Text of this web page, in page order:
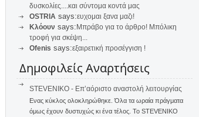
δυσκολίες....και σύντομα κοντά μας
OSTRIA says:ευχομαι ξανα μαζι!
Κλόουν says: Μπράβο για το άρθρο! Μπόλικη
τροφή για σκέψη...
Ofenis says:εξαιρετική προσέγγιση !
Δημοφιλείς Αναρτήσεις
STEVENIKO - Επ’αόριστο αναστολή λειτουργίας
Ενας κύκλος ολοκληρώθηκε. Όλα τα ωραία πράγματα
όμως έχουν δυστυχώς κι ένα τέλος. Το STEVENIKO